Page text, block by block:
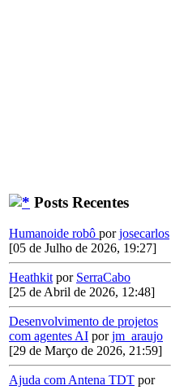
Posts Recentes
Humanoide robô porjosecarlos
[05 de Julho de 2026, 19:27]
Heathkit por SerraCabo
[25 de Abril de 2026, 12:48]
Desenvolvimento de projetos
com agentes AI porjm_araujo
[29 de Março de 2026, 21:59]
Ajuda com Antena TDT por